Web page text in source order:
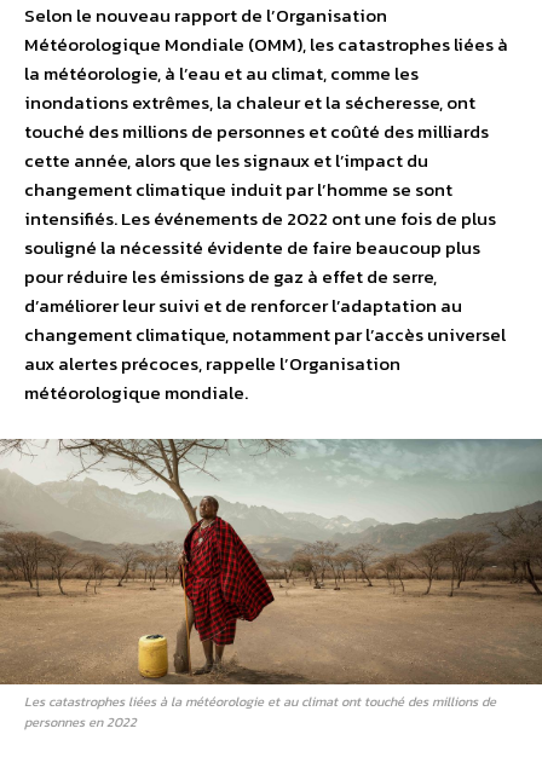
Selon le nouveau rapport de l’Organisation
Météorologique Mondiale (OMM), les catastrophes liées à
la météorologie, à l’eau et au climat, comme les
inondations extrêmes, la chaleur et la sécheresse, ont
touché des millions de personnes et coûté des milliards
cette année, alors que les signaux et l’impact du
changement climatique induit par l’homme se sont
intensifiés. Les événements de 2022 ont une fois de plus
souligné la nécessité évidente de faire beaucoup plus
pour réduire les émissions de gaz à effet de serre,
d’améliorer leur suivi et de renforcer l’adaptation au
changement climatique, notamment par l’accès universel
aux alertes précoces, rappelle l’Organisation
météorologique mondiale.
Les catastrophes liées à la météorologie et au climat ont touché des millions de
personnes en 2022